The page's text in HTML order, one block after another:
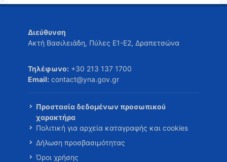
Διεύθυνση
Ακτή Βασιλειάδη, Πύλες Ε1-Ε2, Δραπετσώνα
Τηλέφωνο: +30 213 137 1700
Email: contact@yna.gov.gr
Προστασία δεδομένων προσωπικού
χαρακτήρα
Πολιτική για αρχεία καταγραφής και cookies
Δήλωση προσβασιμότητας
Όροι χρήσης